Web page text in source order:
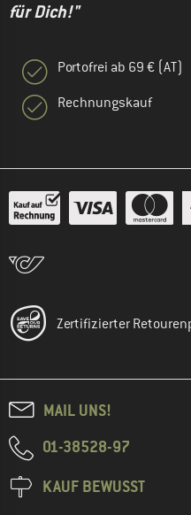
für Dich!"
Portofrei ab 69 € (AT)
Rechnungskauf
Zertifizierter
MAIL UNS!
01-38528-97
KAUF BEWUSST